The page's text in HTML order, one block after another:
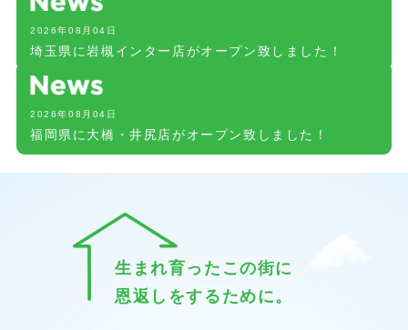
2026年08月04日
埼玉県に岩槻インター店がオープン致しました！
2026年08月04日
福岡県に大橋・井尻店がオープン致しました！
生まれ育ったこの街に
恩返しをするために。